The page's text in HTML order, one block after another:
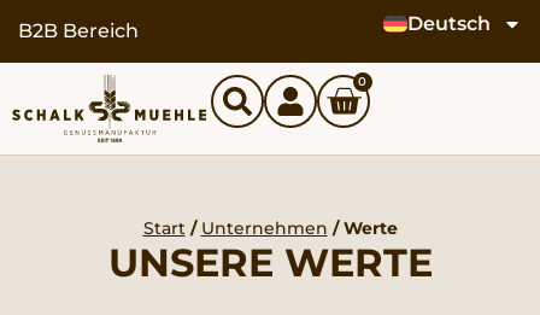
springen
B2B Bereich Deutsch
0
Start/ Unternehmen / Werte
UNSERE WERTE